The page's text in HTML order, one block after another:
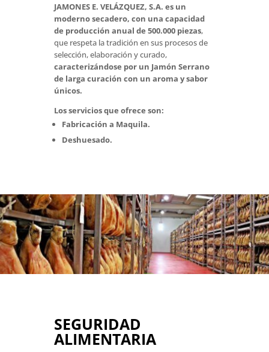
JAMONES E. VELÁZQUEZ, S.A. es un
moderno secadero, con una capacidad
de producción anual de 500.000 piezas,
que respeta la tradición en sus procesos de
selección, elaboración y curado,
caracterizándose por un Jamón Serrano
de larga curación con un aroma y sabor
únicos.
Los servicios que ofrece son:
Fabricación a Maquila.
Deshuesado.
SEGURIDAD
ALIMENTARIA